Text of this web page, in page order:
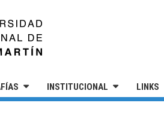
INSTITUCIONAL LINKS